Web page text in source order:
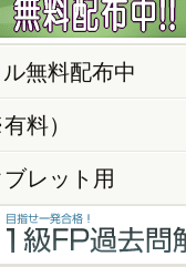
無料配布中
料）
レット用